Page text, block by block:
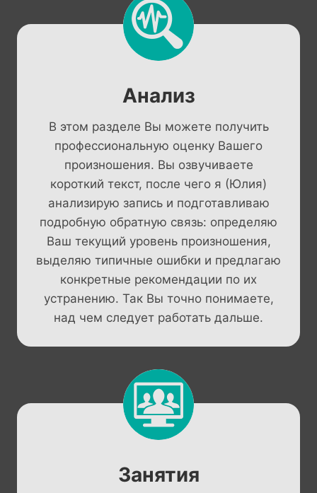
Анализ
В этом разделе Вы можете получить
профессиональную оценку Вашего
произношения. Вы озвучиваете
короткий текст, после чего я (Юлия)
анализирую запись и подготавливаю
подробную обратную связь: определяю
Ваш текущий уровень произношения,
выделяю типичные ошибки и предлагаю
конкретные рекомендации по их
устранению. Так Вы точно понимаете,
над чем следует работать дальше.
Занятия